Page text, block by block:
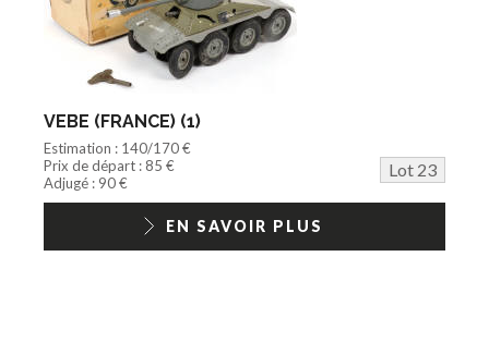
VEBE (FRANCE) (1)
Estimation : 140/170 €
Prix de départ : 85 €
Lot 23
Adjugé : 90 €
EN SAVOIR PLUS